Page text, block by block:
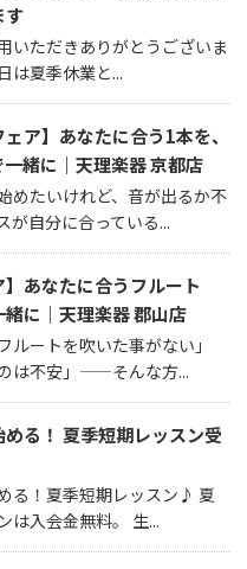
す
いただきありがとうございま
は夏季休業と...
ェア】あなたに合う1本を、
緒に｜天理楽器 京都店
めたいけれど、音が出るか不
が自分に合っている...
】あなたに合うフルート
に｜天理楽器 郡山店
ルートを吹いた事がない」
のは不安」——そんな方...
る！ 夏季短期レッスン受
る！夏季短期レッスン♪ 夏
は入会金無料。 生...